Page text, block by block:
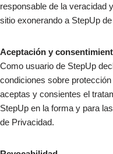
responsable de la veracidad
sitio exonerando a StepUp
Aceptación y
Como usuario de StepUp
condiciones sobre
aceptas y consientes el
StepUp en la forma y para
de Privacidad.